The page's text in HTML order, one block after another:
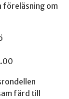
föreläsning om
färd till